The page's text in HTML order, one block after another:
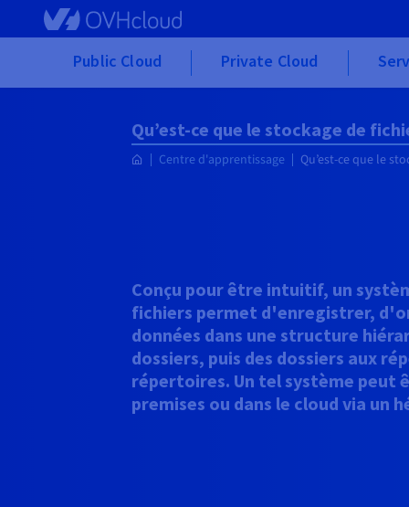
Skip to main content
Public Cloud Private Cloud
Qu’est-ce que le stockage de
Centre d'apprentissage Qu’est-ce que le
Conçu pour être intuitif, un
fichiers permet d'enregistrer,
données dans une structure
dossiers, puis des dossiers aux
répertoires. Un tel système peut
premises ou dans le cloud via un